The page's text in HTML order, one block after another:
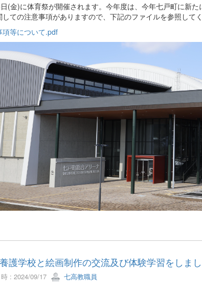
(金)に体育祭が開催されます。今年度は、今年七戸町に新
ての注意事項がありますので、下記のファイルを参照してく
項等について.pdf
護学校と絵画制作の交流及び体験学習をしま
: 2024/09/17 七高教職員